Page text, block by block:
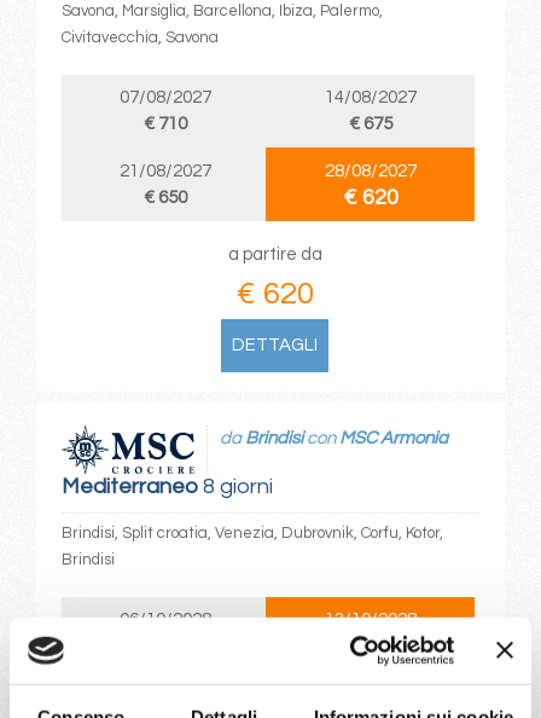
Savona, Marsiglia, Barcellona, Ibiza, Palermo,
Civitavecchia, Savona
07/08/2027
€ 710
14/08/2027
€ 675
21/08/2027
€ 650
28/08/2027
€ 620
a partire da
€ 620
DETTAGLI
Mediterraneo8 giorni
da Brindisicon MSC Armonia
Brindisi, Split croatia, Venezia, Dubrovnik, Corfu, Kotor,
Brindisi
06/10/2028
13/10/2028
€ 683